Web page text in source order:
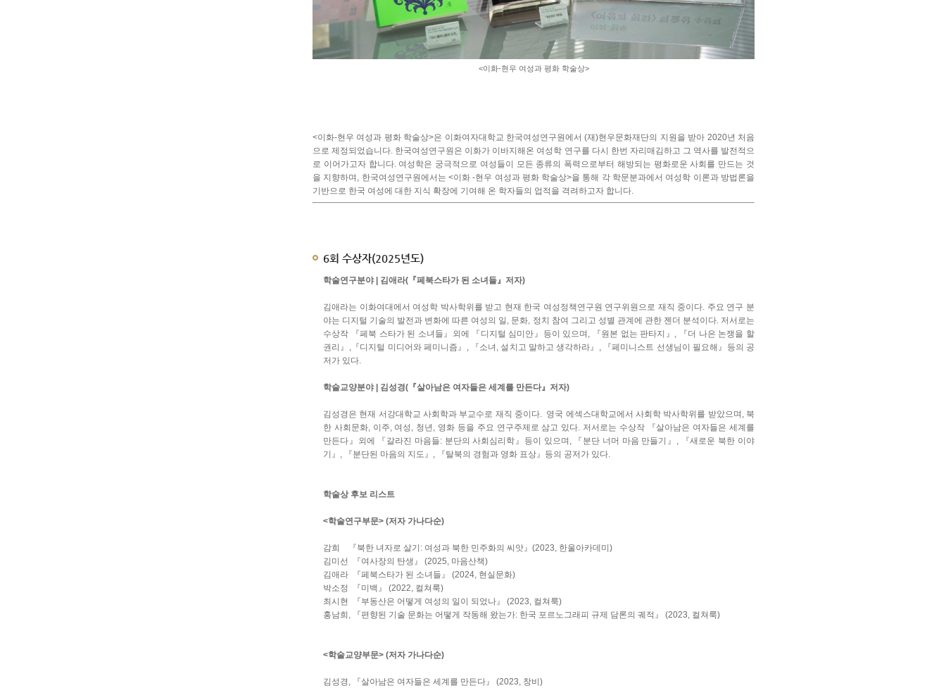
<이화-현우 여성과 평화 학술상>
<이화-현우 여성과 평화 학술상>은 이화여자대학교 한국여성연구원에서 (재)현우문화재단의 지원을 받아 2020년 처음
으로 제정되었습니다. 한국여성연구원은 이화가 이바지해온 여성학 연구를 다시 한번 자리매김하고 그 역사를 발전적으
로 이어가고자 합니다. 여성학은 궁극적으로 여성들이 모든 종류의 폭력으로부터 해방되는 평화로운 사회를 만드는 것
을 지향하며, 한국여성연구원에서는 <이화 -현우 여성과 평화 학술상>을 통해 각 학문분과에서 여성학 이론과 방법론을
기반으로 한국 여성에 대한 지식 확장에 기여해 온 학자들의 업적을 격려하고자 합니다.
6회 수상자(2025년도)
학술연구분야 | 김애라(『페북스타가 된 소녀들』저자)
김애라는 이화여대에서 여성학 박사학위를 받고 현재 한국 여성정책연구원 연구위원으로 재직 중이다. 주요 연구 분
야는 디지털 기술의 발전과 변화에 따른 여성의 일, 문화, 정치 참여 그리고 성별 관계에 관한 젠더 분석이다. 저서로는
수상작 『페북 스타가 된 소녀들』외에 『디지털 심미안』등이 있으며, 『원본 없는 판타지』, 『더 나은 논쟁을 할
권리』,『디지털 미디어와 페미니즘』, 『소녀, 설치고 말하고 생각하라』, 『페미니스트 선생님이 필요해』등의 공
저가 있다.
학술교양분야 | 김성경(『살아남은 여자들은 세계를 만든다』저자)
김성경은 현재 서강대학교 사회학과 부교수로 재직 중이다. 영국 에섹스대학교에서 사회학 박사학위를 받았으며, 북
한 사회문화, 이주, 여성, 청년, 영화 등을 주요 연구주제로 삼고 있다. 저서로는 수상작 『살아남은 여자들은 세계를
만든다』외에 『갈라진 마음들: 분단의 사회심리학』등이 있으며, 『분단 너머 마음 만들기』, 『새로운 북한 이야
기』, 『분단된 마음의 지도』, 『탈북의 경험과 영화 표상』등의 공저가 있다.
학술상 후보 리스트
<학술연구부문> (저자 가나다순)
감희 『북한 녀자로 살기: 여성과 북한 민주화의 씨앗』(2023, 한울아카데미)
김미선 『여사장의 탄생』 (2025, 마음산책)
김애라 『페북스타가 된 소녀들』 (2024, 현실문화)
박소정 『미백』 (2022, 컬쳐룩)
최시현 『부동산은 어떻게 여성의 일이 되었나』 (2023, 컬쳐룩)
홍남희, 『편향된 기술 문화는 어떻게 작동해 왔는가: 한국 포르노그래피 규제 담론의 궤적』 (2023, 컬쳐룩)
<학술교양부문> (저자 가나다순)
김성경, 『살아남은 여자들은 세계를 만든다』 (2023, 창비)